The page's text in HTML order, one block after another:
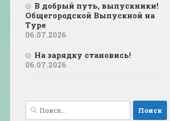
В добрый путь, выпускники!
Общегородской Выпускной на
Туре
06.07.2026
На зарядку становись!
06.07.2026
Найти: